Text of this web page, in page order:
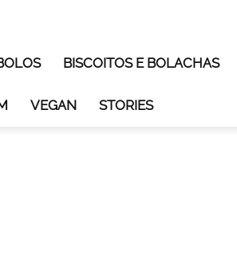
BISCOITOS E BOLACHAS
VEGAN STORIES